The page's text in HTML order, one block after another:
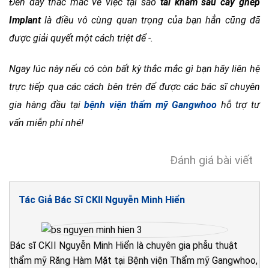
Implantlà điều vô cùng quan trọng của bạn hẳn cũng đã
được giải quyết một cách triệt để -.
Ngay lúc này nếu có còn bất kỳ thắc mắc gì bạn hãy liên hệ
trực tiếp qua các cách bên trên để được các bác sĩ chuyên
gia hàng đầu tạibệnh viện thẩm mỹ Gangwhoo hỗ trợ tư
vấn miễn phí nhé!
Đánh giá bài viết
Tác Giả Bác Sĩ CKII Nguyễn Minh Hiển
Bác sĩ CKII Nguyễn Minh Hiển là chuyên gia phẫu thuật
thẩm mỹ Răng Hàm Mặt tại Bệnh viện Thẩm mỹ Gangwhoo,